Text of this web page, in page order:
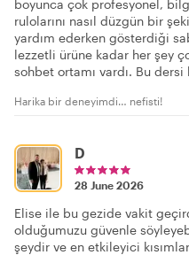
boyunca çok profesyonel,
rulolarını nasıl düzgün bir
yardım ederken gösterdiği
lezzetli ürüne kadar her şey
sohbet ortamı vardı. Bu
Harika bir deneyimdi… nefisti!
D
28 June 2026
Elise ile bu gezide vakit
olduğumuzu güvenle
şeydir ve en etkileyici